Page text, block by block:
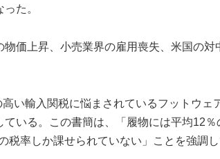
た。
価上昇、小売業界の雇用喪失、米国の
い輸入関税に悩まされているフットウェ
ている。この書簡は、「履物には平均12
税率しか課せられていない」ことを強調し